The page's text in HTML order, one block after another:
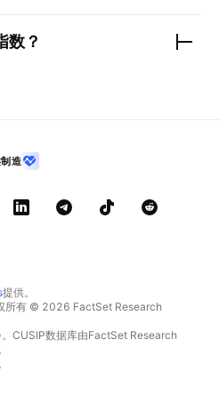
数 ？
造
提供。
所有 © 2026 FactSet Research
CUSIP数据库由FactSet Research